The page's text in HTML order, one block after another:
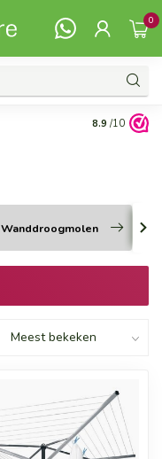
0
Vanaf 99,-
8.9 /10
Wanddroogmolen